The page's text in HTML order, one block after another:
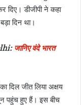
दिए। डीजीपी ने कहा
दिन‌ था।
जानिए वंदे भारत
दिल जीत लिया अक्षय
पहुंच हुए हैं। इस बीच